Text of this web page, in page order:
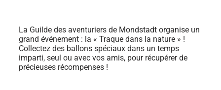
La Guilde des aventuriers de Mondstadt organise un
grand événement : la « Traque dans la nature » !
Collectez des ballons spéciaux dans un temps
imparti, seul ou avec vos amis, pour récupérer de
précieuses récompenses !